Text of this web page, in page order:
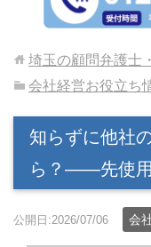
埼玉の顧問弁護士
会社経営お役立ち
知らずに他社
ら？――先使
公開日:2026/07/06 会